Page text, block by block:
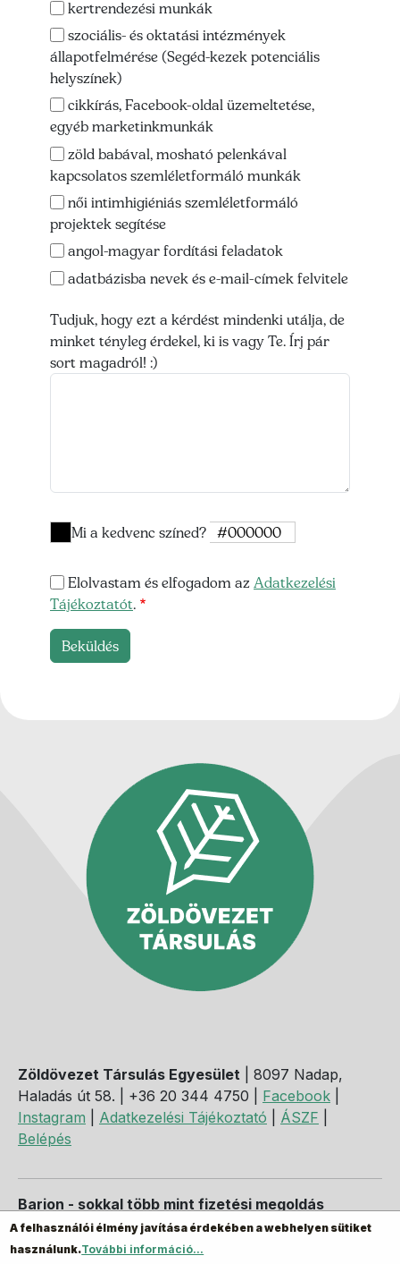
kertrendezési munkák
szociális- és oktatási intézmények
állapotfelmérése (Segéd-kezek potenciális
helyszínek)
cikkírás, Facebook-oldal üzemeltetése,
egyéb marketinkmunkák
zöld babával, mosható pelenkával
kapcsolatos szemléletformáló munkák
női intimhigiéniás szemléletformáló
projektek segítése
angol-magyar fordítási feladatok
adatbázisba nevek és e-mail-címek felvitele
Tudjuk, hogy ezt a kérdést mindenki utálja, de
minket tényleg érdekel, ki is vagy Te. Írj pár
sort magadról! :)
Mi a kedvenc színed?
Mi a kedvenc színed?
Elolvastam és elfogadom az Adatkezelési
Tájékoztatót.
Zöldövezet Társulás Egyesület | 8097 Nadap,
Haladás út 58. | +36 20 344 4750 | Facebook
Instagram
Adatkezelési Tájékoztató ÁSZF
Belépés
Barion - sokkal több mint fizetési megoldás
A felhasználói élmény javítása érdekében a webhelyen sütiket
használunk.További információ...